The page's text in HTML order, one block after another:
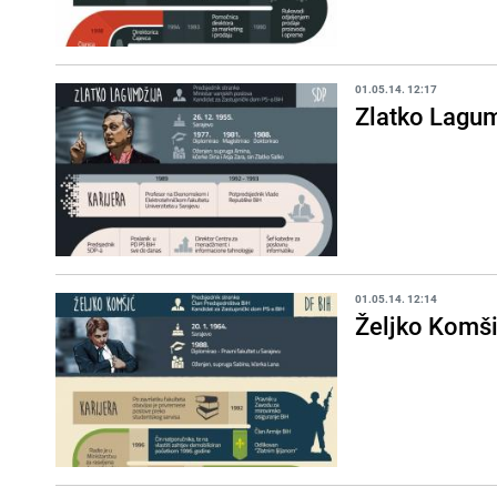
01.05.14. 12:17
Zlatko
01.05.14. 12:14
Željko